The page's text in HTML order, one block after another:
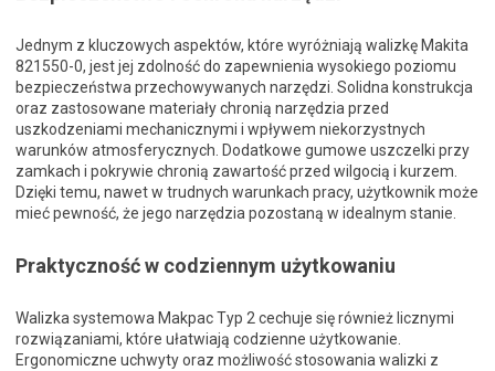
Jednym z kluczowych aspektów, które wyróżniają walizkę Makita
821550-0, jest jej zdolność do zapewnienia wysokiego poziomu
bezpieczeństwa przechowywanych narzędzi. Solidna konstrukcja
oraz zastosowane materiały chronią narzędzia przed
uszkodzeniami mechanicznymi i wpływem niekorzystnych
warunków atmosferycznych. Dodatkowe gumowe uszczelki przy
zamkach i pokrywie chronią zawartość przed wilgocią i kurzem.
Dzięki temu, nawet w trudnych warunkach pracy, użytkownik może
mieć pewność, że jego narzędzia pozostaną w idealnym stanie.
Praktyczność w codziennym użytkowaniu
Walizka systemowa Makpac Typ 2 cechuje się również licznymi
rozwiązaniami, które ułatwiają codzienne użytkowanie.
Ergonomiczne uchwyty oraz możliwość stosowania walizki z